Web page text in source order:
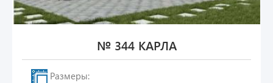
№ 344 КАРЛА
Размеры: